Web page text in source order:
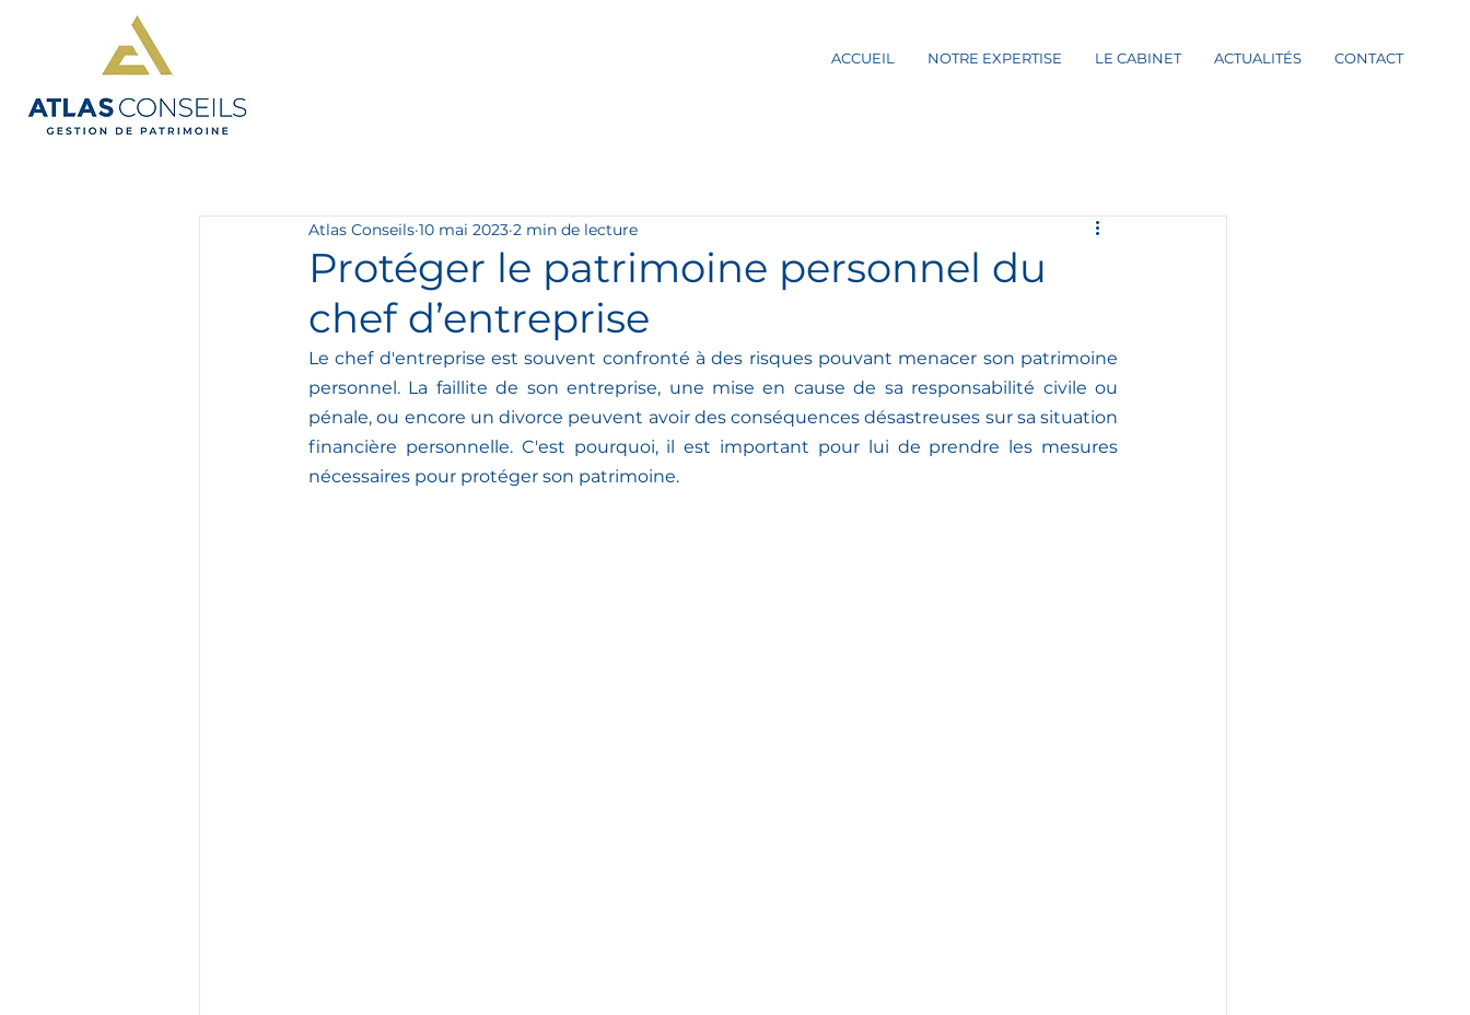
ACCUEIL NOTRE EXPERTISE LE CABINET ACTUALITÉS CONTACT
Protéger le patrimoine personnel du
chef d’entreprise
Atlas Conseils 10 mai 2023 2 min de lecture
Le chef d'entreprise est souvent confronté à des risques pouvant menacer son patrimoine
personnel. La faillite de son entreprise, une mise en cause de sa responsabilité civile ou
pénale, ou encore un divorce peuvent avoir des conséquences désastreuses sur sa situation
financière personnelle. C'est pourquoi, il est important pour lui de prendre les mesures
nécessaires pour protéger son patrimoine.